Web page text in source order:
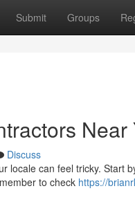
Submit Groups
Near
Discuss
locale can feel tricky. Start
to check https://